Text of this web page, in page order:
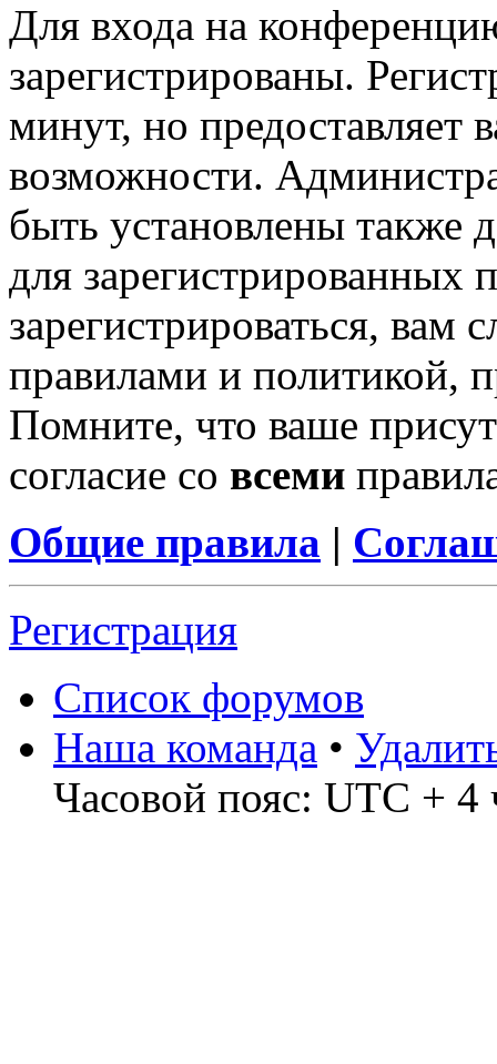
Для входа на
зарегистрированы.
минут, но предоставляет
возможности.
быть установлены также
для зарегистрированных
зарегистрироваться, вам
правилами и политикой,
Помните, что ваше
согласие со всеми
Общие правила |
Регистрация
Список форумов
Наша команда •
Часовой пояс: UTC + 4